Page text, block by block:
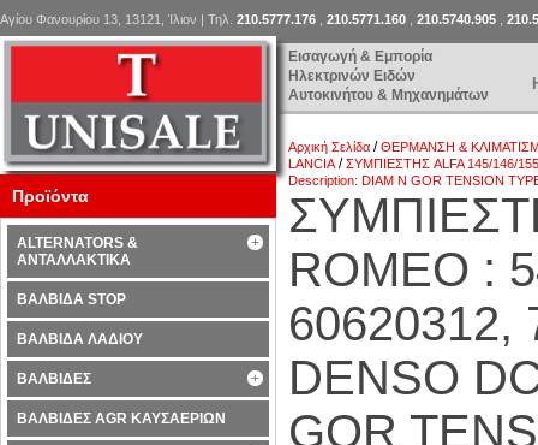
Εισαγωγή & Εμπορία
Ηλεκτρινών Ειδών
Αυτοκινήτου & Μηχανημάτων
Αγίου Φανουρίου 13, 13121, Ίλιον | Τηλ. 210.5777.176 210.5771.160 210.5740.905
Αρχική Σελίδα /ΘΕΡΜΑΝΣΗ &
LANCIA/ΣΥΜΠΙΕΣΤΗΣ ALFA 145/146/
Description: DIAM N GOR TENSION
ROMEO :
60620312,
DENSO
GOR
Προϊόντα
ALTERNATORS &
ΑΝΤΑΛΛΑΚΤΙΚΑ
ΒΑΛΒΙΔΑ STOP
ΒΑΛΒΙΔΑ ΛΑΔΙΟΥ
ΒΑΛΒΙΔΕΣ
ΒΑΛΒΙΔΕΣ AGR ΚΑΥΣΑΕΡΙΩΝ